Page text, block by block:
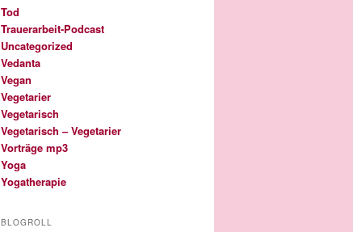
Tod
Trauerarbeit-Podcast
Uncategorized
Vedanta
Vegan
Vegetarier
Vegetarisch
Vegetarisch – Vegetarier
Vorträge mp3
Yoga
Yogatherapie
BLOGROLL